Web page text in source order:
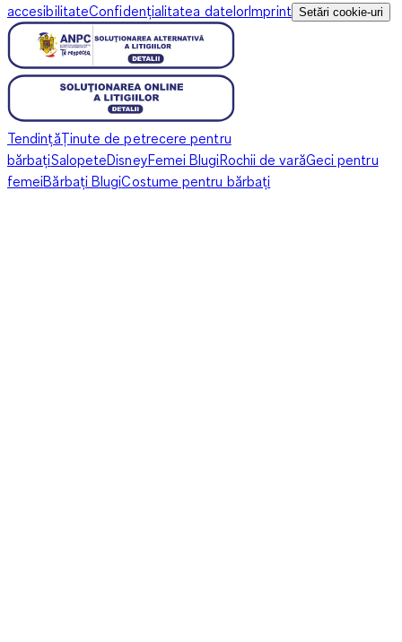
accesibilitateConfidențialitatea datelorImprint Setări cookie-uri
TendințăȚinute de petrecere pentru
bărbațiSalopeteDisneyFemei BlugiRochii de varăGeci pentru
femeiBărbați BlugiCostume pentru bărbați